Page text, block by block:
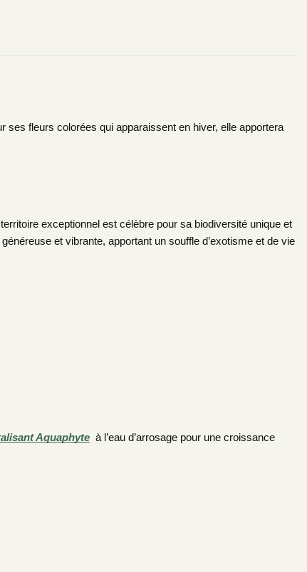
ses fleurs colorées qui apparaissent en hiver, elle apportera
exceptionnel est célèbre pour sa biodiversité unique et
et vibrante, apportant un souffle d’exotisme et de vie
Aquaphyte à l’eau d’arrosage pour une croissance